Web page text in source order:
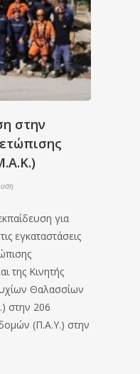
στην
για
εγκαταστάσεις
της Κινητής
Θαλασσίων
στην 206
(Π.Α.Υ.) στην